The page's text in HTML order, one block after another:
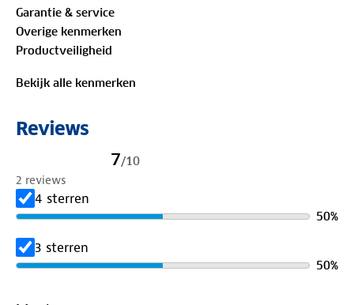
Garantie & service
Overige kenmerken
Productveiligheid
Bekijk alle kenmerken
Reviews
7/10
2 reviews
4 sterren
50%
3 sterren
50%